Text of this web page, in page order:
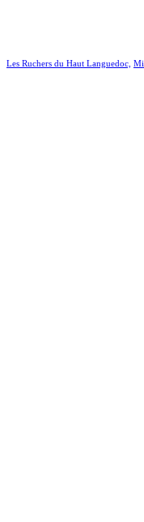
Les Ruchers du Haut Languedoc,